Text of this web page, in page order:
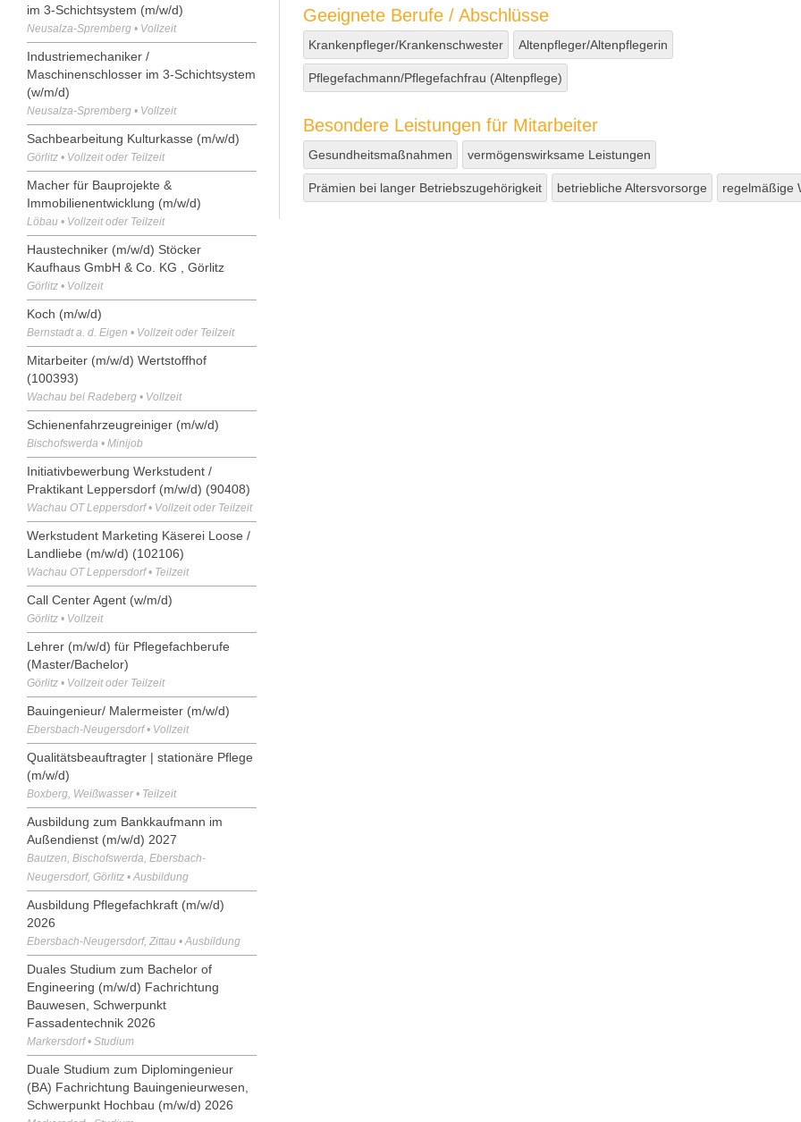
im 3-Schichtsystem (m/w/d)
Neusalza-Spremberg • Vollzeit
Industriemechaniker /
Maschinenschlosser im 3-Schichtsystem
(w/m/d)
Neusalza-Spremberg • Vollzeit
Sachbearbeitung Kulturkasse (m/w/d)
Görlitz • Vollzeit oder Teilzeit
Macher für Bauprojekte &
Immobilienentwicklung (m/w/d)
Löbau • Vollzeit oder Teilzeit
Haustechniker (m/w/d) Stöcker
Kaufhaus GmbH & Co. KG , Görlitz
Görlitz • Vollzeit
Koch (m/w/d)
Bernstadt a. d. Eigen • Vollzeit oder Teilzeit
Mitarbeiter (m/w/d) Wertstoffhof
(100393)
Wachau bei Radeberg • Vollzeit
Schienenfahrzeugreiniger (m/w/d)
Bischofswerda • Minijob
Initiativbewerbung Werkstudent /
Praktikant Leppersdorf (m/w/d) (90408)
Wachau OT Leppersdorf • Vollzeit oder Teilzeit
Werkstudent Marketing Käserei Loose /
Landliebe (m/w/d) (102106)
Wachau OT Leppersdorf • Teilzeit
Call Center Agent (w/m/d)
Görlitz • Vollzeit
Lehrer (m/w/d) für Pflegefachberufe
(Master/Bachelor)
Görlitz • Vollzeit oder Teilzeit
Bauingenieur/ Malermeister (m/w/d)
Ebersbach-Neugersdorf • Vollzeit
Qualitätsbeauftragter | stationäre Pflege
(m/w/d)
Boxberg, Weißwasser • Teilzeit
Ausbildung zum Bankkaufmann im
Außendienst (m/w/d) 2027
Bautzen, Bischofswerda, Ebersbach-
Neugersdorf, Görlitz • Ausbildung
Ausbildung Pflegefachkraft (m/w/d)
2026
Ebersbach-Neugersdorf, Zittau • Ausbildung
Duales Studium zum Bachelor of
Engineering (m/w/d) Fachrichtung
Bauwesen, Schwerpunkt
Fassadentechnik 2026
Markersdorf • Studium
Duale Studium zum Diplomingenieur
(BA) Fachrichtung Bauingenieurwesen,
Schwerpunkt Hochbau (m/w/d) 2026
Geeignete Berufe / Abschlüsse
Krankenpfleger/Krankenschwester Altenpfleger/Altenpflegerin
Pflegefachmann/Pflegefachfrau (Altenpflege)
Besondere Leistungen für Mitarbeiter
Gesundheitsmaßnahmen vermögenswirksame Leistungen
Prämien bei langer Betriebszugehörigkeit betriebliche Altersvorsorge regelmäßige